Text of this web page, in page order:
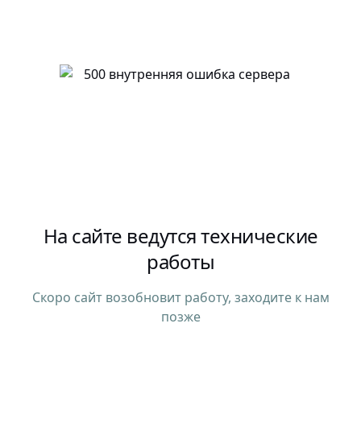
На сайте ведутся технические
работы
Скоро сайт возобновит работу, заходите к нам
позже